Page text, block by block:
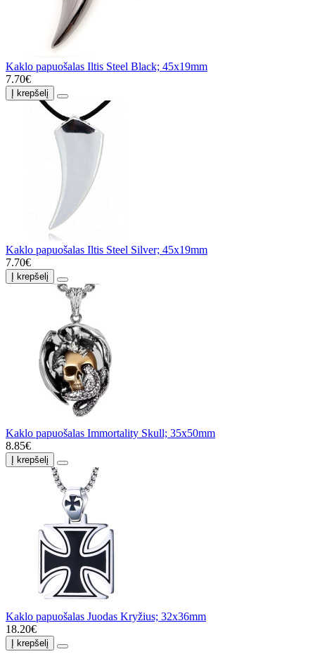
Kaklo papuošalas Iltis Steel Black; 45x19mm
7.70€
Į krepšelį
Kaklo papuošalas Iltis Steel Silver; 45x19mm
7.70€
Į krepšelį
Kaklo papuošalas Immortality Skull; 35x50mm
8.85€
Į krepšelį
Kaklo papuošalas Juodas Kryžius; 32x36mm
18.20€
Į krepšelį